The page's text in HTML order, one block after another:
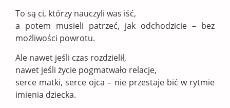
To są ci, którzy nauczyli was iść,
a potem musieli patrzeć, jak odchodzicie – bez
możliwości powrotu.
Ale nawet jeśli czas rozdzielił,
nawet jeśli życie pogmatwało relacje,
serce matki, serce ojca – nie przestaje bić w rytmie
imienia dziecka.